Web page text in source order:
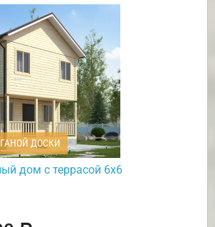
ДОСКИ
дом с террасой 6х6